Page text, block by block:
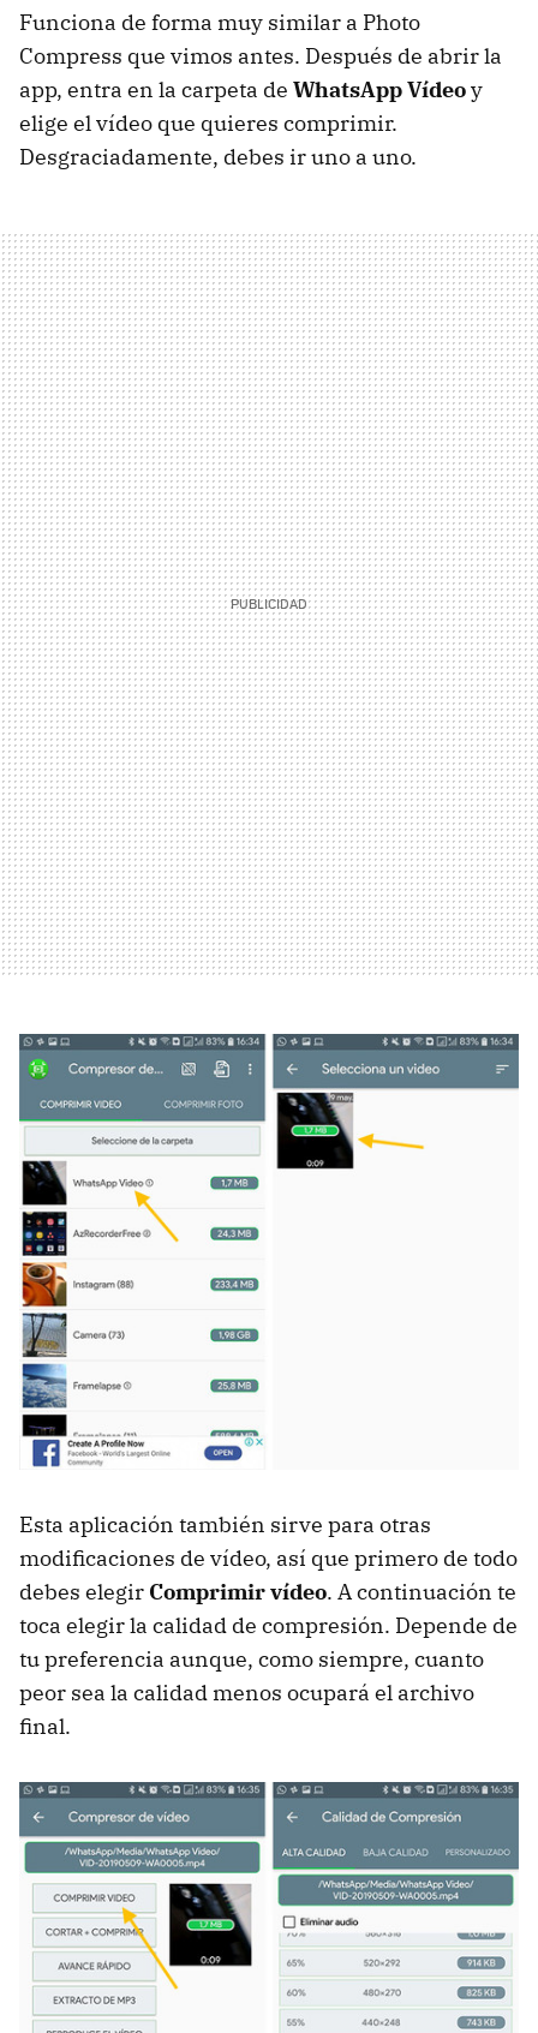
Funciona de forma muy similar a Photo
Compress que vimos antes. Después de abrir la
app, entra en la carpeta de WhatsApp Vídeoy
elige el vídeo que quieres comprimir.
Desgraciadamente, debes ir uno a uno.
Esta aplicación también sirve para otras
modificaciones de vídeo, así que primero de todo
debes elegir Comprimir vídeo. A continuación te
toca elegir la calidad de compresión. Depende de
tu preferencia aunque, como siempre, cuanto
peor sea la calidad menos ocupará el archivo
final.